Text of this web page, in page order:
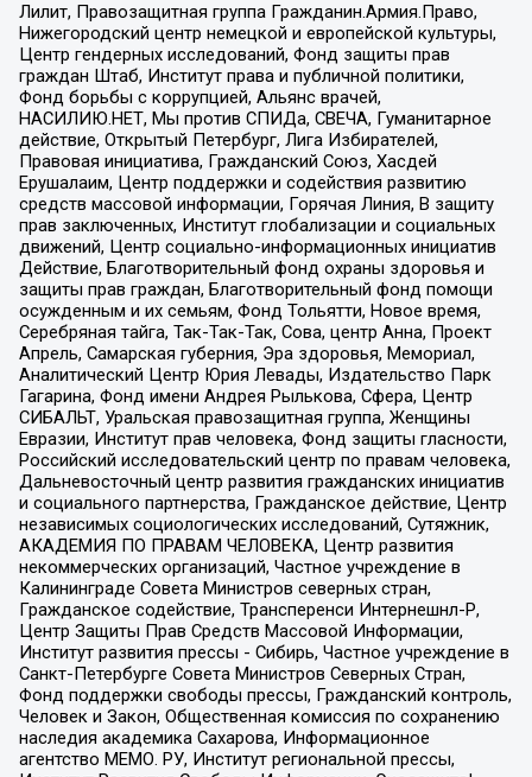
Лилит, Правозащитная группа Гражданин.Армия.Право,
Нижегородский центр немецкой и европейской культуры,
Центр гендерных исследований, Фонд защиты прав
граждан Штаб, Институт права и публичной политики,
Фонд борьбы с коррупцией, Альянс врачей,
НАСИЛИЮ.НЕТ, Мы против СПИДа, СВЕЧА, Гуманитарное
действие, Открытый Петербург, Лига Избирателей,
Правовая инициатива, Гражданский Союз, Хасдей
Ерушалаим, Центр поддержки и содействия развитию
средств массовой информации, Горячая Линия, В защиту
прав заключенных, Институт глобализации и социальных
движений, Центр социально-информационных инициатив
Действие, Благотворительный фонд охраны здоровья и
защиты прав граждан, Благотворительный фонд помощи
осужденным и их семьям, Фонд Тольятти, Новое время,
Серебряная тайга, Так-Так-Так, Сова, центр Анна, Проект
Апрель, Самарская губерния, Эра здоровья, Мемориал,
Аналитический Центр Юрия Левады, Издательство Парк
Гагарина, Фонд имени Андрея Рылькова, Сфера, Центр
СИБАЛЬТ, Уральская правозащитная группа, Женщины
Евразии, Институт прав человека, Фонд защиты гласности,
Российский исследовательский центр по правам человека,
Дальневосточный центр развития гражданских инициатив
и социального партнерства, Гражданское действие, Центр
независимых социологических исследований, Сутяжник,
АКАДЕМИЯ ПО ПРАВАМ ЧЕЛОВЕКА, Центр развития
некоммерческих организаций, Частное учреждение в
Калининграде Совета Министров северных стран,
Гражданское содействие, Трансперенси Интернешнл-Р,
Центр Защиты Прав Средств Массовой Информации,
Институт развития прессы - Сибирь, Частное учреждение в
Санкт-Петербурге Совета Министров Северных Стран,
Фонд поддержки свободы прессы, Гражданский контроль,
Человек и Закон, Общественная комиссия по сохранению
наследия академика Сахарова, Информационное
агентство МЕМО. РУ, Институт региональной прессы,